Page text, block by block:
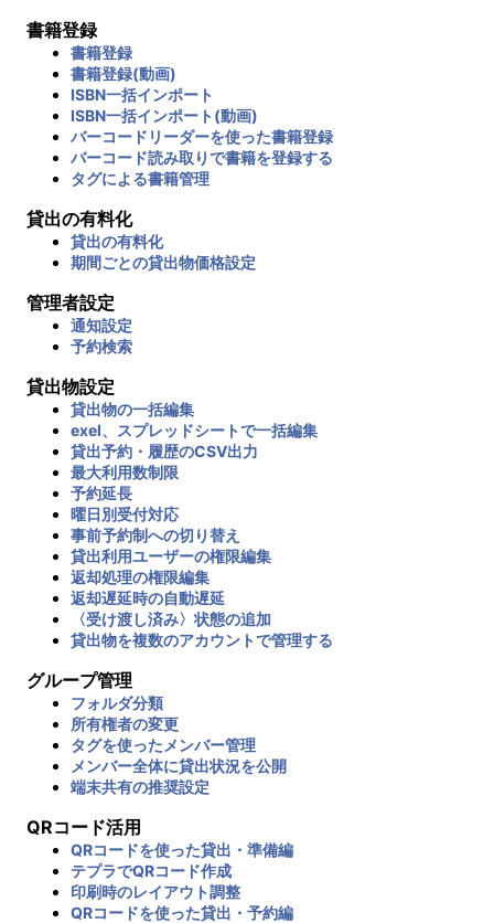
書籍登録
書籍登録
書籍登録(動画)
ISBN一括インポート
ISBN一括インポート(動画)
バーコードリーダーを使った書籍登録
バーコード読み取りで書籍を登録する
タグによる書籍管理
貸出の有料化
貸出の有料化
期間ごとの貸出物価格設定
管理者設定
通知設定
予約検索
貸出物設定
貸出物の一括編集
exel、スプレッドシートで一括編集
貸出予約・履歴のCSV出力
最大利用数制限
予約延長
曜日別受付対応
事前予約制への切り替え
貸出利用ユーザーの権限編集
返却処理の権限編集
返却遅延時の自動遅延
〈受け渡し済み〉状態の追加
貸出物を複数のアカウントで管理する
グループ管理
フォルダ分類
所有権者の変更
タグを使ったメンバー管理
メンバー全体に貸出状況を公開
端末共有の推奨設定
QRコード活用
QRコードを使った貸出・準備編
テプラでQRコード作成
印刷時のレイアウト調整
QRコードを使った貸出・予約編